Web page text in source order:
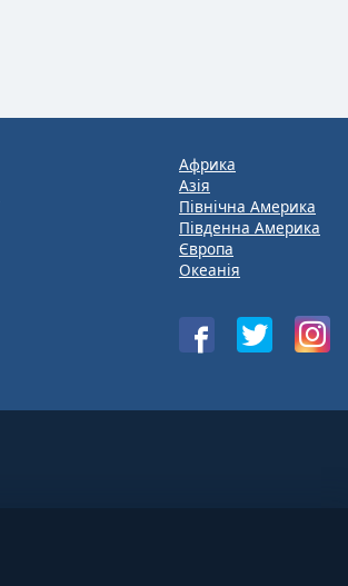
Африка
Азія
Північна Америка
Південна Америка
Європа
Океанія